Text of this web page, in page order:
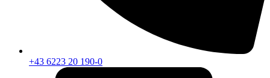
+43 6223 20 190-0